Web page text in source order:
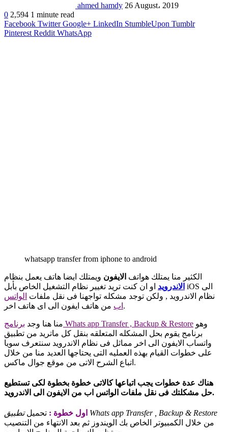
ahmed hamdy 26 August، 2019
0 2,594 1 minute read
Facebook Twitter Google+ LinkedIn StumbleUpon Tumblr
Pinterest Reddit WhatsApp
whatsapp transfer from iphone to android
الكثير منا يمتلك هواتف الايفون ويمتلك ايضا هاتف يعمل بنظام
الاندرويد او ان كنت تريد تغيير نظام التشغيل الخاص بأبل iOS الى
نظام الاندرويد , ولكن توجد مشكله تواجهنا فى نقل ملفات الواتس
اب من هاتف ايفون الى اى هاتف اخر.
منا هنا وجد برنامج Whats app Transfer , Backup & Restore
برنامج يقوم بحل المشكله المتعلقه بنقل كل ماتريد من تطبيق
واتساب الايفون الى اخر مماثل فى نظام الاندرويد سنتعرف سويا
على خطوات القيام بهذه العمليه التى يحتاجها العديد منا من خلال
اتباع الشرح الاتى من موقع جوال ماكس.
هناك عدة خطوات يجب اتباعها كالاتى خطوة بخطوة لكى تستطيع
حل مشكلتك فى نقل ملفات الواتس اب من الايفون الى الاندرويد.
اول خطوة : تحميل
تطبيق Whats app Transfer , Backup & Restore
من خلال الكمبيوتر الخاص بك الويندوز ثم بعد الانتهاء من التنصيب